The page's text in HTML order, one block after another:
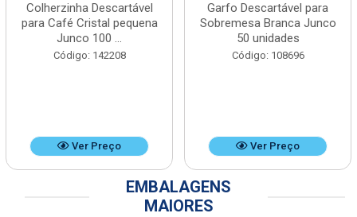
Colherzinha Descartável
para Café Cristal pequena
Junco 100 ...
Código: 142208
Ver Preço
Garfo Descartável para
Sobremesa Branca Junco
50 unidades
Código: 108696
Ver Preço
EMBALAGENS
MAIORES